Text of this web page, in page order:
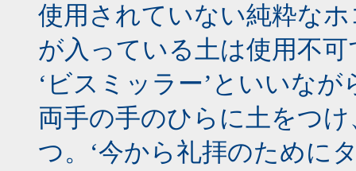
使用されていない純粋な
が入っている土は使用不
‘ビスミッラー’といいな
両手の手のひらに土をつ
つ。‘今から礼拝のために